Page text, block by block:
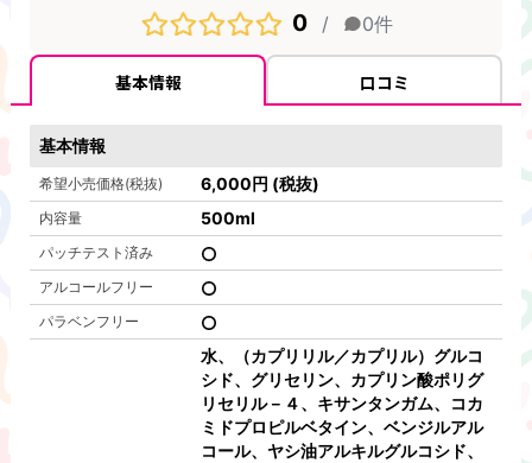
0
/ 0件
基本情報 口コミ
基本情報
希望小売価格(税抜) 6,000円 (税抜)
内容量 500ml
パッチテスト済み
アルコールフリー
パラベンフリー
水、（カプリリル／カプリル）グルコ
シド、グリセリン、カプリン酸ポリグ
リセリル－４、キサンタンガム、コカ
ミドプロピルベタイン、ベンジルアル
コール、ヤシ油アルキルグルコシド、